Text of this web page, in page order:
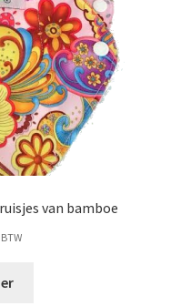
op
de
productpagina
van bamboe